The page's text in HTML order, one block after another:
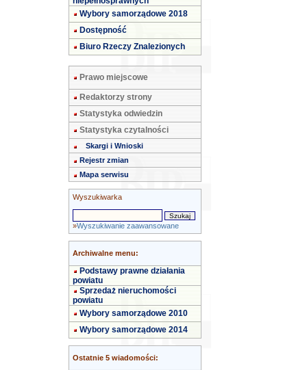
Wybory samorządowe 2018
Dostępność
Biuro Rzeczy Znalezionych
Prawo miejscowe
Redaktorzy strony
Statystyka odwiedzin
Statystyka czytalności
Skargi i Wnioski
Rejestr zmian
Mapa serwisu
Wyszukiwarka
»Wyszukiwanie zaawansowane
Archiwalne menu:
Podstawy prawne działania
powiatu
Sprzedaż nieruchomości
powiatu
Wybory samorządowe 2010
Wybory samorządowe 2014
Ostatnie 5 wiadomości: